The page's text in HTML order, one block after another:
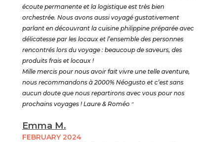
écoute permanente et la logistique est très bien
orchestrée. Nous avons aussi voyagé gustativement
parlant en découvrant la cuisine philippine préparée avec
délicatesse par les locaux et l’ensemble des personnes
rencontrés lors du voyage : beaucoup de saveurs, des
produits frais et locaux !
Mille mercis pour nous avoir fait vivre une telle aventure,
nous recommandons à 2000% Néogusto et c’est sans
aucun doute que nous repartirons avec vous pour nos
prochains voyages ! Laure & Roméo"
Emma M.
FEBRUARY 2024